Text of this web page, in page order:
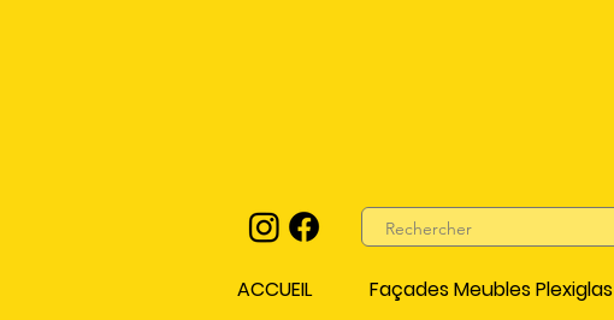
ACCUEIL Façades Meubles Plexiglas